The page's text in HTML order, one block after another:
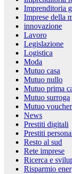
Imprenditoria
Imprese della
innovazione
Lavoro
Legislazione
Logistica
Moda
Mutuo casa
Mutuo nullo
Mutuo prima
Mutuo surroga
Mutuo voucher
News
Prestiti digitali
Prestiti
Resto al sud
Rete imprese
Ricerca e
Risparmio